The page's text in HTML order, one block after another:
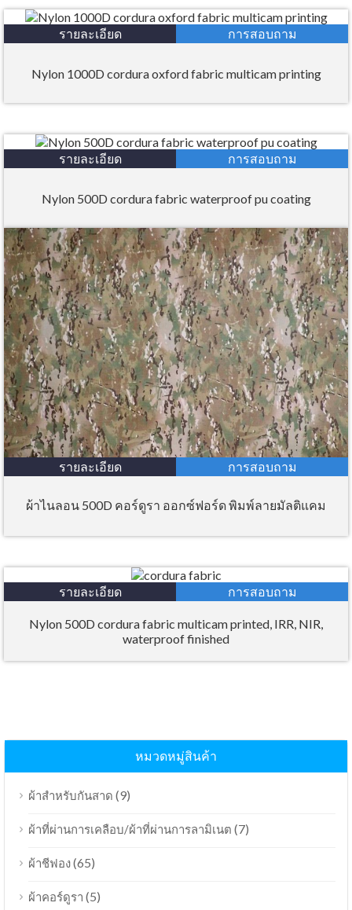
รายละเอียด การสอบถาม
Nylon 1000D cordura oxford fabric multicam printing
รายละเอียด การสอบถาม
Nylon 500D cordura fabric waterproof pu coating
รายละเอียด การสอบถาม
ผ้าไนลอน 500D คอร์ดูรา ออกซ์ฟอร์ด พิมพ์ลายมัลติแคม
รายละเอียด การสอบถาม
Nylon 500D cordura fabric multicam printed, IRR, NIR,
waterproof finished
หมวดหมู่สินค้า
ผ้าสำหรับกันสาด (9)
ผ้าที่ผ่านการเคลือบ/ผ้าที่ผ่านการลามิเนต (7)
ผ้าชีฟอง(65)
ผ้าคอร์ดูรา (5)